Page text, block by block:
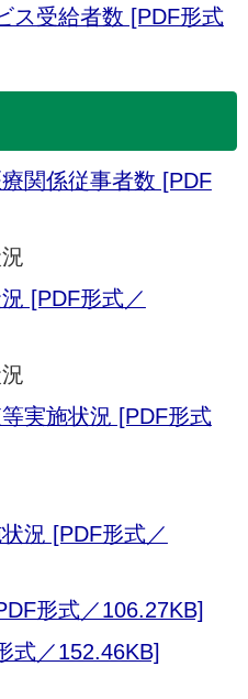
ス受給者数 [PDF形式
関係従事者数 [PDF
[PDF形式／
実施状況 [PDF形式
況 [PDF形式／
形式／106.27KB]
式／152.46KB]